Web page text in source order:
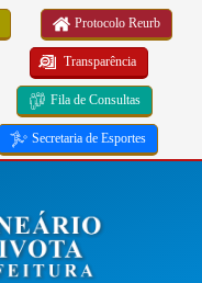
Protocolo Reurb
Transparência
Fila de Consultas
Secretaria de Esportes